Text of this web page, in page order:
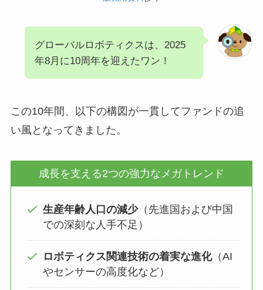
グローバルロボティクスは、2025
年8月に10周年を迎えたワン！
この10年間、以下の構図が一貫してファンドの追
い風となってきました。
成長を支える2つの強力なメガトレンド
生産年齢人口の減少（先進国および中国
での深刻な人手不足）
ロボティクス関連技術の着実な進化（AI
やセンサーの高度化など）